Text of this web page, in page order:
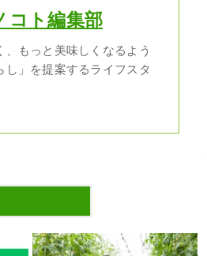
コト編集部
、もっと美味しくなるよう
し」を提案するライフスタ